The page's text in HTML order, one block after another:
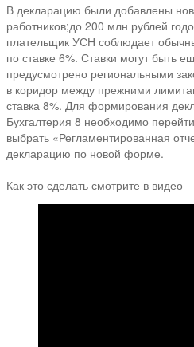
В декларацию были добавлены
работников;до 200 млн рублей
плательщик УСН соблюдает
по ставке 6%. Ставки могут быть
предусмотрено региональными
в коридор между прежними
ставка 8%. Для формирования
Бухгалтерия 8 необходимо
выбрать «Регламентированная
декларацию по новой форме.
Как это сделать смотрите в видео